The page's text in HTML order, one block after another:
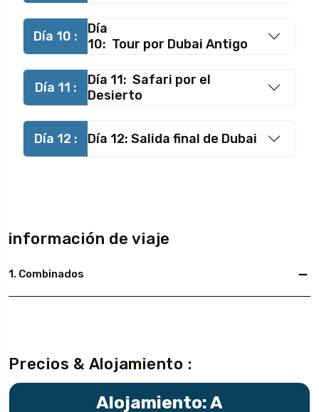
Día 10 :
Día
10: Tour por Dubai Antigo
Día 11 :
Día 11: Safari por el
Desierto
Día 12 : Día 12: Salida final de Dubai
información de viaje
1. Combinados
Precios & Alojamiento :
Alojamiento: A